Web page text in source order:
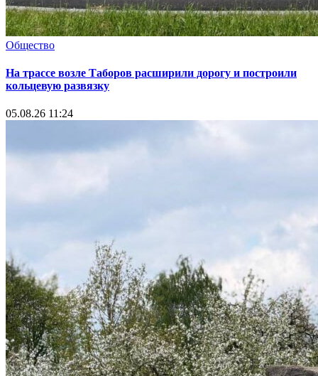
Общество
На трассе возле Таборов расширили дорогу и построили
кольцевую развязку
05.08.26 11:24